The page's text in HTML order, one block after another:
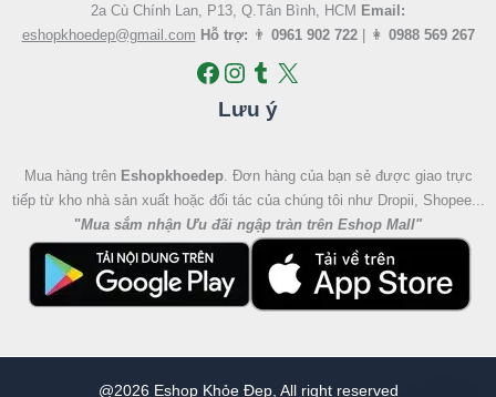
2a Cù Chính Lan, P13, Q.Tân Bình, HCM Email:
eshopkhoedep@gmail.com Hỗ trợ: 👨 0961 902 722| 👩 0988 569 267
Lưu ý
Mua hàng trên Eshopkhoedep. Đơn hàng của bạn sẻ được giao trực
tiếp từ kho nhà sản xuất hoặc đối tác của chúng tôi như Dropii, Shopee...
"Mua sắm nhận Ưu đãi ngập tràn trên Eshop Mall"
@2026 Eshop Khỏe Đẹp, All right reserved